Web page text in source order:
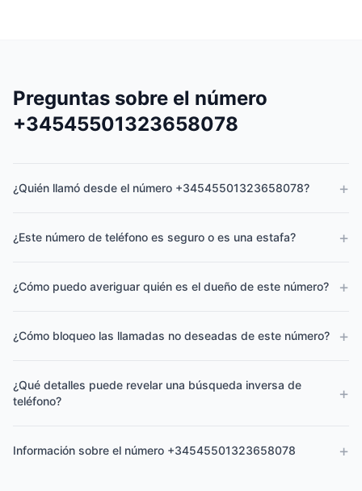
Preguntas sobre el número
+34545501323658078
¿Quién llamó desde el número +34545501323658078? +
¿Este número de teléfono es seguro o es una estafa? +
¿Cómo puedo averiguar quién es el dueño de este número? +
¿Cómo bloqueo las llamadas no deseadas de este número? +
¿Qué detalles puede revelar una búsqueda inversa de
teléfono?
+
Información sobre el número +34545501323658078 +